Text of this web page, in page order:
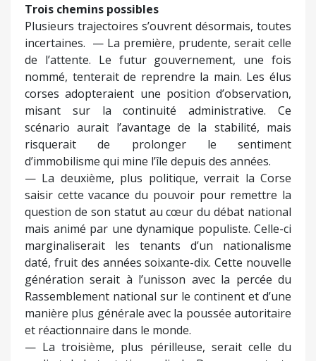
Trois chemins possibles
Plusieurs trajectoires s’ouvrent désormais, toutes
incertaines. — La première, prudente, serait celle
de l’attente. Le futur gouvernement, une fois
nommé, tenterait de reprendre la main. Les élus
corses adopteraient une position d’observation,
misant sur la continuité administrative. Ce
scénario aurait l’avantage de la stabilité, mais
risquerait de prolonger le sentiment
d’immobilisme qui mine l’île depuis des années.
— La deuxième, plus politique, verrait la Corse
saisir cette vacance du pouvoir pour remettre la
question de son statut au cœur du débat national
mais animé par une dynamique populiste. Celle-ci
marginaliserait les tenants d’un nationalisme
daté, fruit des années soixante-dix. Cette nouvelle
génération serait à l’unisson avec la percée du
Rassemblement national sur le continent et d’une
manière plus générale avec la poussée autoritaire
et réactionnaire dans le monde.
— La troisième, plus périlleuse, serait celle du